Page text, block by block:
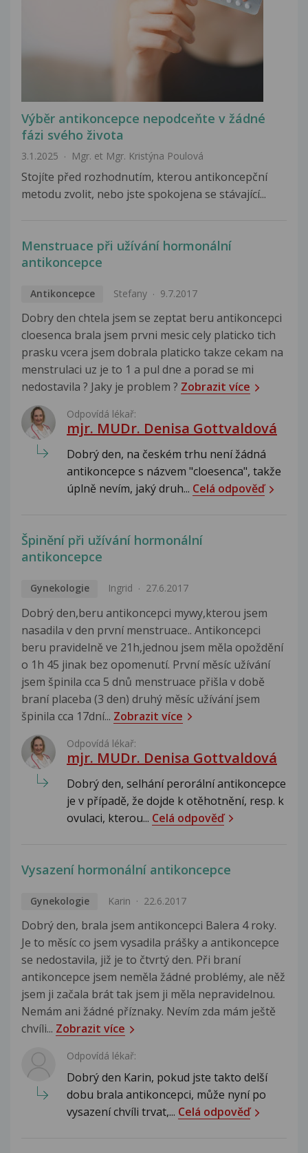
Výběr antikoncepce nepodceňte v žádné
fázi svého života
3.1.2025 Mgr. et Mgr. Kristýna Poulová
Stojíte před rozhodnutím, kterou antikoncepční
metodu zvolit, nebo jste spokojena se stávající...
Menstruace při užívání hormonální
antikoncepce
Antikoncepce Stefany 9.7.2017
Dobry den chtela jsem se zeptat beru antikoncepci
cloesenca brala jsem prvni mesic cely platicko tich
prasku vcera jsem dobrala platicko takze cekam na
menstrulaci uz je to 1 a pul dne a porad se mi
nedostavila ? Jaky je problem ? Zobrazit více
Odpovídá lékař:
mjr. MUDr. Denisa Gottvaldová
Dobrý den, na českém trhu není žádná
antikoncepce s názvem "cloesenca", takže
úplně nevím, jaký druh... Celá odpověď
Špinění při užívání hormonální
antikoncepce
Gynekologie Ingrid 27.6.2017
Dobrý den,beru antikoncepci mywy,kterou jsem
nasadila v den první menstruace.. Antikoncepci
beru pravidelně ve 21h,jednou jsem měla opoždění
o 1h 45 jinak bez opomenutí. První měsíc užívání
jsem špinila cca 5 dnů menstruace přišla v době
braní placeba (3 den) druhý měsíc užívání jsem
špinila cca 17dní... Zobrazit více
Odpovídá lékař:
mjr. MUDr. Denisa Gottvaldová
Dobrý den, selhání perorální antikoncepce
je v případě, že dojde k otěhotnění, resp. k
ovulaci, kterou... Celá odpověď
Vysazení hormonální antikoncepce
Gynekologie Karin 22.6.2017
Dobrý den, brala jsem antikoncepci Balera 4 roky.
Je to měsíc co jsem vysadila prášky a antikoncepce
se nedostavila, již je to čtvrtý den. Při braní
antikoncepce jsem neměla žádné problémy, ale něž
jsem ji začala brát tak jsem ji měla nepravidelnou.
Nemám ani žádné příznaky. Nevím zda mám ještě
chvíli... Zobrazit více
Odpovídá lékař:
Dobrý den Karin, pokud jste takto delší
dobu brala antikoncepci, může nyní po
vysazení chvíli trvat,... Celá odpověď